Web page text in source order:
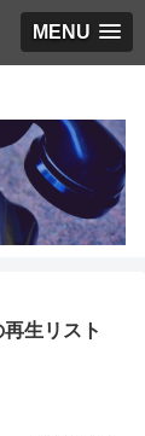
MENU
生リスト